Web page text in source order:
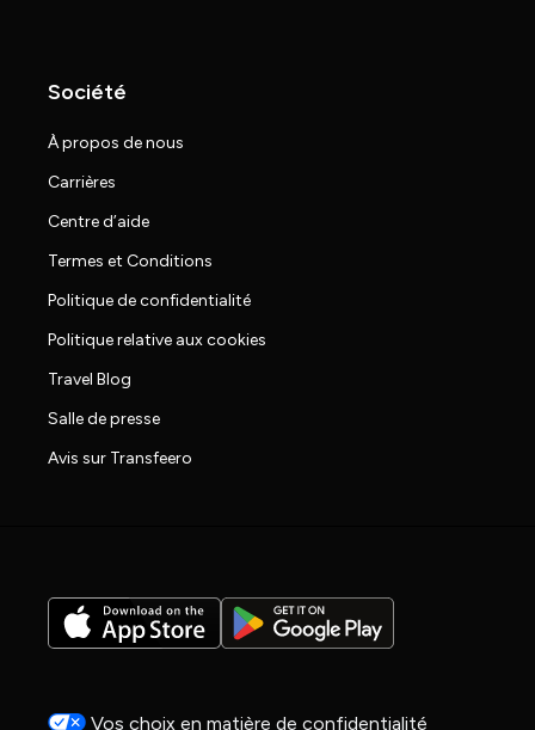
Société
À propos de nous
Carrières
Centre d’aide
Termes et Conditions
Politique de confidentialité
Politique relative aux cookies
Travel Blog
Salle de presse
Avis sur Transfeero
Vos choix en matière de confidentialité